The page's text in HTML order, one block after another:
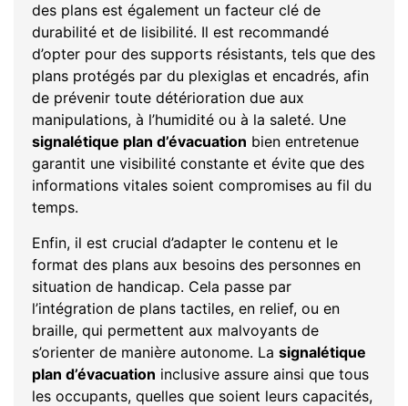
des plans est également un facteur clé de
durabilité et de lisibilité. Il est recommandé
d’opter pour des supports résistants, tels que des
plans protégés par du plexiglas et encadrés, afin
de prévenir toute détérioration due aux
manipulations, à l’humidité ou à la saleté. Une
signalétique plan d’évacuation bien entretenue
garantit une visibilité constante et évite que des
informations vitales soient compromises au fil du
temps.
Enfin, il est crucial d’adapter le contenu et le
format des plans aux besoins des personnes en
situation de handicap. Cela passe par
l’intégration de plans tactiles, en relief, ou en
braille, qui permettent aux malvoyants de
s’orienter de manière autonome. La signalétique
plan d’évacuation inclusive assure ainsi que tous
les occupants, quelles que soient leurs capacités,